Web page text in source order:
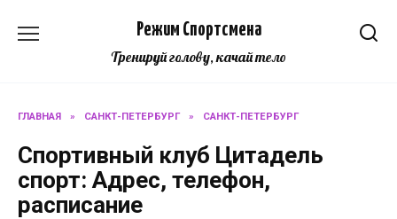
Режим Спортсмена
Тренируй голову, качай тело
ГЛАВНАЯ » САНКТ-ПЕТЕРБУРГ » САНКТ-ПЕТЕРБУРГ
Спортивный клуб Цитадель
спорт: Адрес, телефон,
расписание